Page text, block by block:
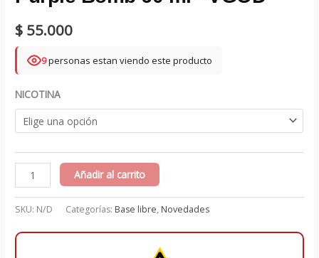
$ 55.000
9personas estan viendo este producto
NICOTINA
Purple
Bomb
60
-
Añadir al carrito
SKU: N/D Categorías: Base libre, Novedades